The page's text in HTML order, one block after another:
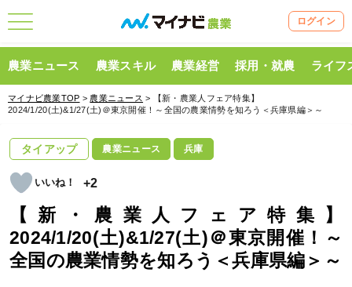
ログイン
農業ニュース 農業スキル 農業経営 採用・就農 ライフ
マイナビ農業TOP > 農業ニュース > 【新・農業人フェア特集】
2024/1/20(土)&1/27(土)＠東京開催！～全国の農業情勢を知ろう＜兵庫県編＞～
タイアップ 農業ニュース 兵庫
+2
【新・農業人フェア特集】
2024/1/20(土)&1/27(土)＠東京開催！～
全国の農業情勢を知ろう＜兵庫県編＞～